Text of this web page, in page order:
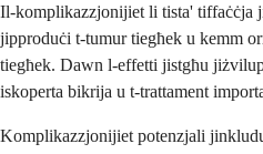
Il-komplikazzjonijiet li tista' tiffaċċja
jipproduċi t-tumur tiegħek u kemm
tiegħek. Dawn l-effetti jistgħu
iskoperta bikrija u t-trattament
Komplikazzjonijiet potenzjali